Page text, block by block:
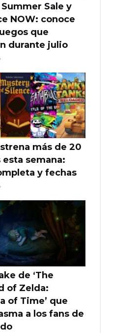
Sale y
NOW: conoce
que
durante julio
más de 20
esta semana:
y fechas
de ‘The
of Zelda:
of Time’ que
a los fans de